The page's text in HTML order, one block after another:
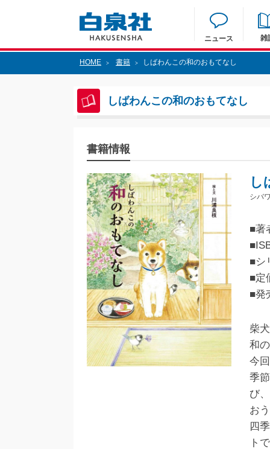
ニュース 雑
HOME > 書籍 > しばわんこの和のおもてなし
しばわんこの和のおもてなし
書籍情報
し
シバ
■著
■シ
■定
■発
柴
和
今
季
び
お
四
ト